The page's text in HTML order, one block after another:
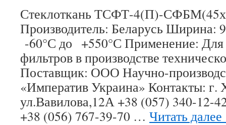
Стеклоткань ТСФТ-4(П)-
Производитель: Беларусь Ширина:
-60°С до +550°С Применение: Для
фильтров в производстве
Поставщик: ООО Научно-
«Императив Украина» Контакты: г.
ул.Вавилова,12А +38 (057) 340-12-
+38 (056) 767-39-70 … Читать далее